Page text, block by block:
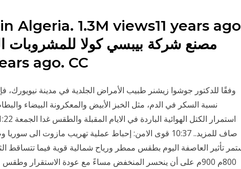
Algeria. 1.3M views11 years ago
مصنع شركة بيبسي كولا للمشروبات
ago. CC
نسبة السكر في الدم، مثل الخبز الأبيض والمعكرونة البيضاء
800م 900م على أن ينحسر المنخفض مساءً مع عودة الاستقرار